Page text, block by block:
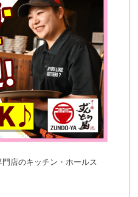
門店のキッチン・ホールス